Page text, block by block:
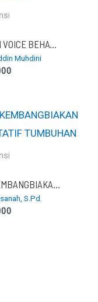
Muhdini
S.Pd.